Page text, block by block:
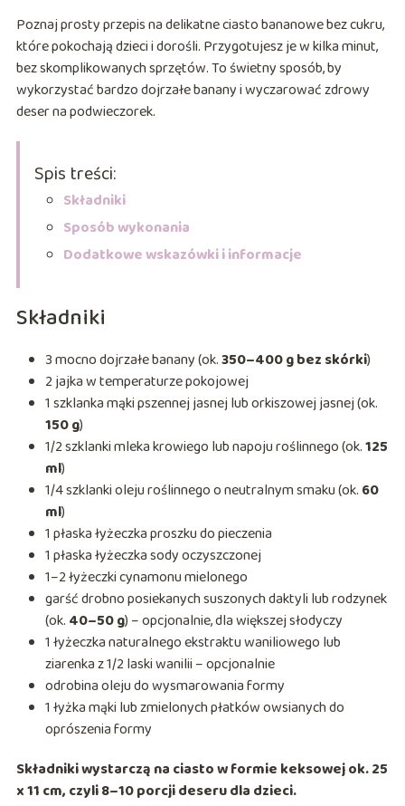
Poznaj prosty przepis na delikatne ciasto bananowe bez cukru,
które pokochają dzieci i dorośli. Przygotujesz je w kilka minut,
bez skomplikowanych sprzętów. To świetny sposób, by
wykorzystać bardzo dojrzałe banany i wyczarować zdrowy
deser na podwieczorek.
Spis treści:
Składniki
Sposób wykonania
Dodatkowe wskazówki i informacje
Składniki
3 mocno dojrzałe banany (ok.350–400 g bez skórki)
2 jajka w temperaturze pokojowej
1 szklanka mąki pszennej jasnej lub orkiszowej jasnej (ok.
150 g)
1/2 szklanki mleka krowiego lub napoju roślinnego (ok.125
ml)
1/4 szklanki oleju roślinnego o neutralnym smaku (ok. 60
ml)
1 płaska łyżeczka proszku do pieczenia
1 płaska łyżeczka sody oczyszczonej
1–2 łyżeczki cynamonu mielonego
garść drobno posiekanych suszonych daktyli lub rodzynek
(ok. 40–50 g) – opcjonalnie, dla większej słodyczy
1 łyżeczka naturalnego ekstraktu waniliowego lub
ziarenka z 1/2 laski wanilii – opcjonalnie
odrobina oleju do wysmarowania formy
1 łyżka mąki lub zmielonych płatków owsianych do
oprószenia formy
Składniki wystarczą na ciasto w formie keksowej ok. 25
x 11 cm, czyli 8–10 porcji deseru dla dzieci.